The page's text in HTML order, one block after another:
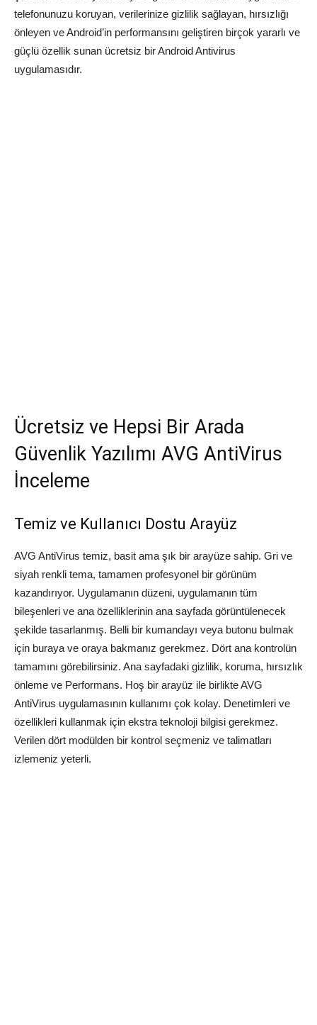
telefonunuzu koruyan, verilerinize gizlilik sağlayan, hırsızlığı
önleyen ve Android’in performansını geliştiren birçok yararlı ve
güçlü özellik sunan ücretsiz bir Android Antivirus
uygulamasıdır.
Ücretsiz ve Hepsi Bir Arada
Güvenlik Yazılımı AVG AntiVirus
İnceleme
Temiz ve Kullanıcı Dostu Arayüz
AVG AntiVirus temiz, basit ama şık bir arayüze sahip. Gri ve
siyah renkli tema, tamamen profesyonel bir görünüm
kazandırıyor. Uygulamanın düzeni, uygulamanın tüm
bileşenleri ve ana özelliklerinin ana sayfada görüntülenecek
şekilde tasarlanmış. Belli bir kumandayı veya butonu bulmak
için buraya ve oraya bakmanız gerekmez. Dört ana kontrolün
tamamını görebilirsiniz. Ana sayfadaki gizlilik, koruma, hırsızlık
önleme ve Performans. Hoş bir arayüz ile birlikte AVG
AntiVirus uygulamasının kullanımı çok kolay. Denetimleri ve
özellikleri kullanmak için ekstra teknoloji bilgisi gerekmez.
Verilen dört modülden bir kontrol seçmeniz ve talimatları
izlemeniz yeterli.